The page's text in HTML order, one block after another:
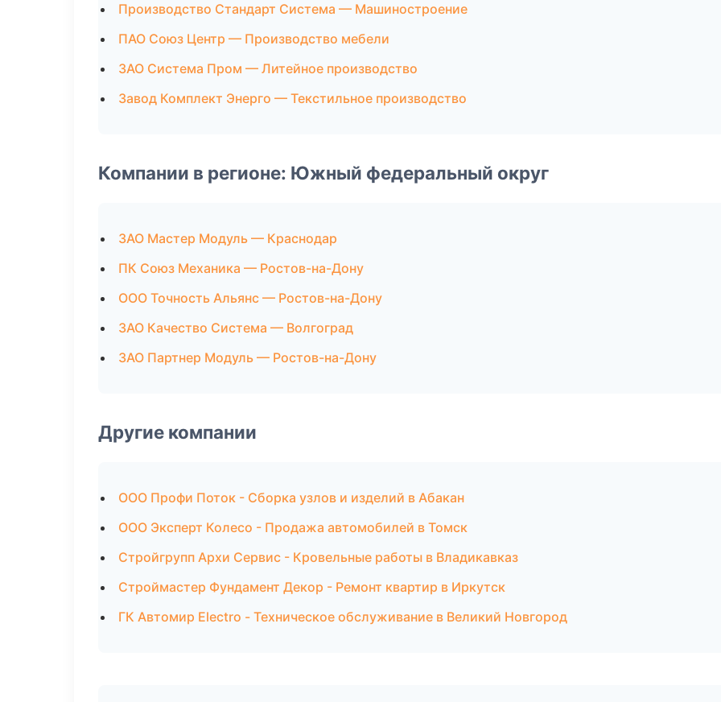
Производство Стандарт Система — Машиностроение
ПАО Союз Центр — Производство мебели
ЗАО Система Пром — Литейное производство
Завод Комплект Энерго — Текстильное производство
Компании в регионе: Южный федеральный округ
ЗАО Мастер Модуль — Краснодар
ПК Союз Механика — Ростов-на-Дону
ООО Точность Альянс — Ростов-на-Дону
ЗАО Качество Система — Волгоград
ЗАО Партнер Модуль — Ростов-на-Дону
Другие компании
ООО Профи Поток - Сборка узлов и изделий в Абакан
ООО Эксперт Колесо - Продажа автомобилей в Томск
Стройгрупп Архи Сервис - Кровельные работы в Владикавказ
Строймастер Фундамент Декор - Ремонт квартир в Иркутск
ГК Автомир Electro - Техническое обслуживание в Великий Новгород